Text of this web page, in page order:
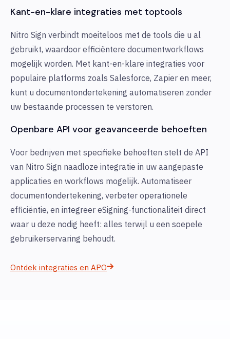
Kant-en-klare integraties met toptools
Nitro Sign verbindt moeiteloos met de tools die u al
gebruikt, waardoor efficiëntere documentworkflows
mogelijk worden. Met kant-en-klare integraties voor
populaire platforms zoals Salesforce, Zapier en meer,
kunt u documentondertekening automatiseren zonder
uw bestaande processen te verstoren.
Openbare API voor geavanceerde behoeften
Voor bedrijven met specifieke behoeften stelt de API
van Nitro Sign naadloze integratie in uw aangepaste
applicaties en workflows mogelijk. Automatiseer
documentondertekening, verbeter operationele
efficiëntie, en integreer eSigning-functionaliteit direct
waar u deze nodig heeft: alles terwijl u een soepele
gebruikerservaring behoudt.
Ontdek integraties en APO